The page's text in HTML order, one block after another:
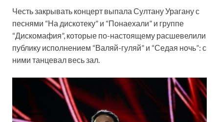
Честь закрывать концерт выпала Султану Урагану с
песнями “На дискотеку” и “Понаехали” и группе
“Дискомафия”, которые по-настоящему расшевелили
публику исполнением “Валяй-гуляй” и “Седая ночь”: с
ними танцевал весь зал.